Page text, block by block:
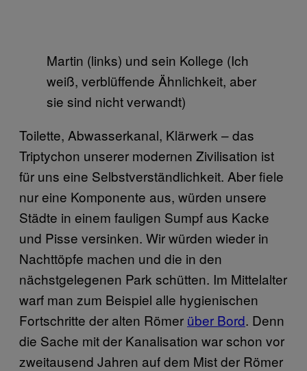
Martin (links) und sein Kollege (Ich
weiß, verblüffende Ähnlichkeit, aber
sie sind nicht verwandt)
Toilette, Abwasserkanal, Klärwerk – das
Triptychon unserer modernen Zivilisation ist
für uns eine Selbstverständlichkeit. Aber fiele
nur eine Komponente aus, würden unsere
Städte in einem fauligen Sumpf aus Kacke
und Pisse versinken. Wir würden wieder in
Nachttöpfe machen und die in den
nächstgelegenen Park schütten. Im Mittelalter
warf man zum Beispiel alle hygienischen
Fortschritte der alten Römer über Bord. Denn
die Sache mit der Kanalisation war schon vor
zweitausend Jahren auf dem Mist der Römer